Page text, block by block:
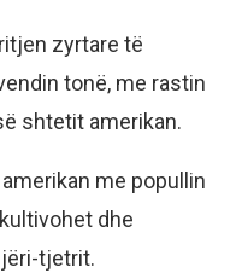
zyrtare të
tonë, me rastin
shtetit amerikan.
me popullin
dhe
tjetrit.